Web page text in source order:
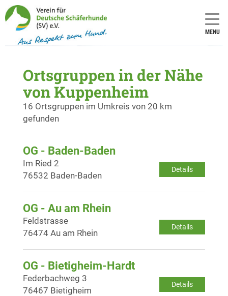
MENU
Ortsgruppen in der Nähe
von Kuppenheim
16 Ortsgruppen im Umkreis von 20 km
gefunden
OG - Baden-Baden
Details
Im Ried 2
76532 Baden-Baden
OG - Au am Rhein
Details
Feldstrasse
76474 Au am Rhein
OG - Bietigheim-Hardt
Details
Federbachweg 3
76467 Bietigheim